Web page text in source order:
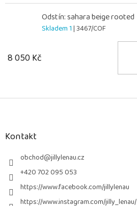
Odstín: sahara beige rooted
Skladem 1| 3467/COF
8 050 Kč
Z
Kontakt
obchod@jillylenau.cz
+420 702 095 053
https://www.facebook.com/jillylenau
https://www.instagram.com/jilly_lenau/